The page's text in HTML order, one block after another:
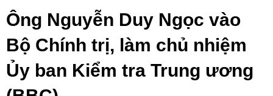
Ông Nguyễn Duy Ngọc vào
Bộ Chính trị, làm chủ nhiệm
Ủy ban Kiểm tra Trung ương